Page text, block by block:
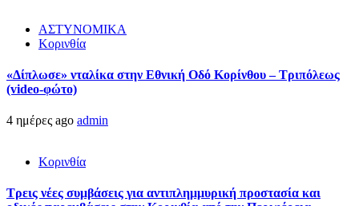
ΑΣΤΥΝΟΜΙΚΑ
Κορινθία
«Δίπλωσε» νταλίκα στην Εθνική Oδό Κορίνθου – Τριπόλεως
(video-φώτο)
4 ημέρες ago admin
Κορινθία
Τρεις νέες συμβάσεις για αντιπλημμυρική προστασία και